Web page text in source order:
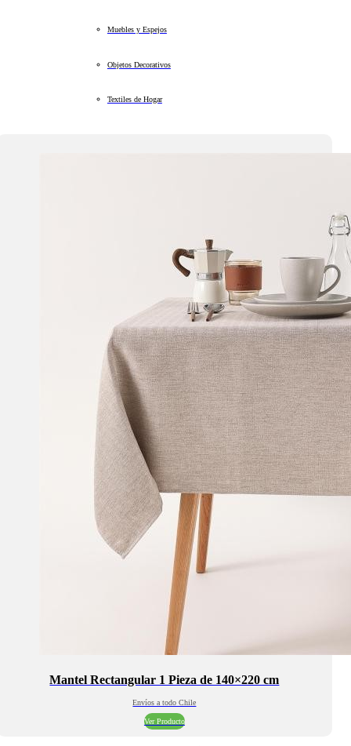
Muebles y Espejos
Objetos Decorativos
Textiles de Hogar
Mantel Rectangular 1 Pieza de 140×220 cm
Envíos a todo Chile
Ver Producto